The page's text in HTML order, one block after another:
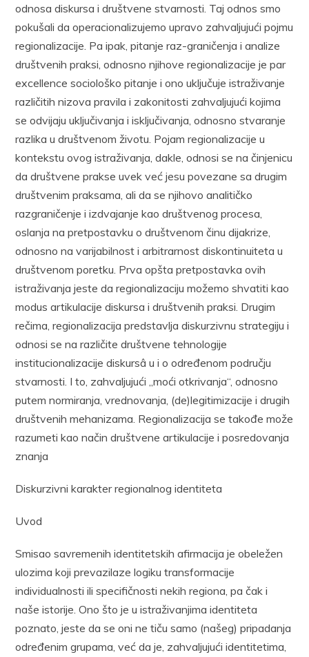
odnosa diskursa i društvene stvarnosti. Taj odnos smo
pokušali da operacionalizujemo upravo zahvaljujući pojmu
regionalizacije. Pa ipak, pitanje raz-graničenja i analize
društvenih praksi, odnosno njihove regionalizacije je par
excellence sociološko pitanje i ono uključuje istraživanje
različitih nizova pravila i zakonitosti zahvaljujući kojima
se odvijaju uključivanja i isključivanja, odnosno stvaranje
razlika u društvenom životu. Pojam regionalizacije u
kontekstu ovog istraživanja, dakle, odnosi se na činjenicu
da društvene prakse uvek već jesu povezane sa drugim
društvenim praksama, ali da se njihovo analitičko
razgraničenje i izdvajanje kao društvenog procesa,
oslanja na pretpostavku o društvenom činu dijakrize,
odnosno na varijabilnost i arbitrarnost diskontinuiteta u
društvenom poretku. Prva opšta pretpostavka ovih
istraživanja jeste da regionalizaciju možemo shvatiti kao
modus artikulacije diskursa i društvenih praksi. Drugim
rečima, regionalizacija predstavlja diskurzivnu strategiju i
odnosi se na različite društvene tehnologije
institucionalizacije diskursâ u i o određenom području
stvarnosti. I to, zahvaljujući „moći otkrivanja“, odnosno
putem normiranja, vrednovanja, (de)legitimizacije i drugih
društvenih mehanizama. Regionalizacija se takođe može
razumeti kao način društvene artikulacije i posredovanja
znanja
Diskurzivni karakter regionalnog identiteta
Uvod
Smisao savremenih identitetskih afirmacija je obeležen
ulozima koji prevazilaze logiku transformacije
individualnosti ili specifičnosti nekih regiona, pa čak i
naše istorije. Ono što je u istraživanjima identiteta
poznato, jeste da se oni ne tiču samo (našeg) pripadanja
određenim grupama, već da je, zahvaljujući identitetima,